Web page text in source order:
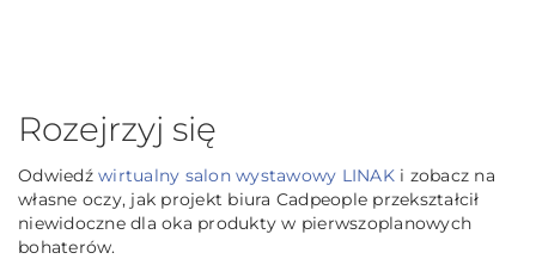
Rozejrzyj się
Odwiedź wirtualny salon wystawowy LINAKi zobacz na
własne oczy, jak projekt biura Cadpeople przekształcił
niewidoczne dla oka produkty w pierwszoplanowych
bohaterów.